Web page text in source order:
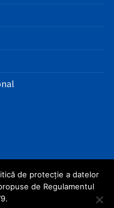
de protecție a datelor
de Regulamentul